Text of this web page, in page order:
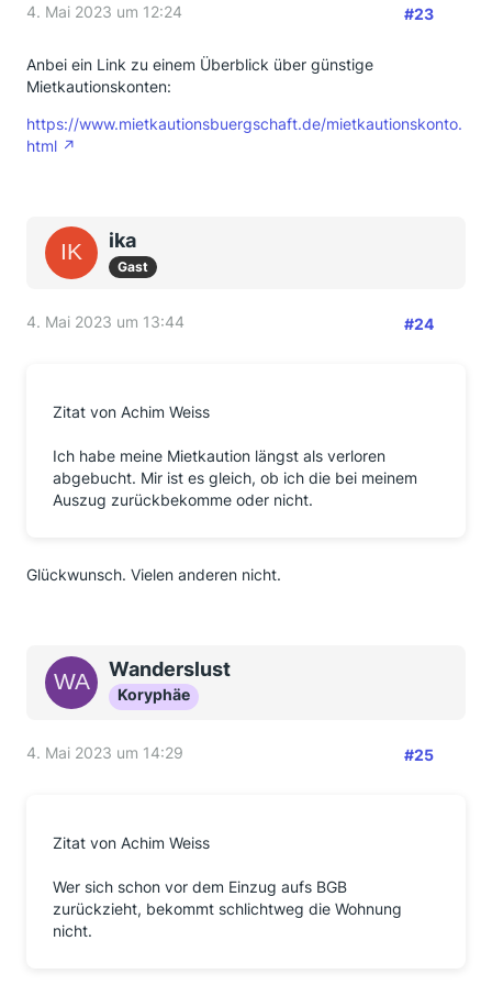
4. Mai 2023 um 12:24 #23
Anbei ein Link zu einem Überblick über günstige
Mietkautionskonten:
https://www.mietkautionsbuergschaft.de/mietkautionskonto.
html
ika
Gast
4. Mai 2023 um 13:44 #24
Zitat von Achim Weiss
Ich habe meine Mietkaution längst als verloren
abgebucht. Mir ist es gleich, ob ich die bei meinem
Auszug zurückbekomme oder nicht.
Glückwunsch. Vielen anderen nicht.
Wanderslust
Koryphäe
4. Mai 2023 um 14:29 #25
Zitat von Achim Weiss
Wer sich schon vor dem Einzug aufs BGB
zurückzieht, bekommt schlichtweg die Wohnung
nicht.